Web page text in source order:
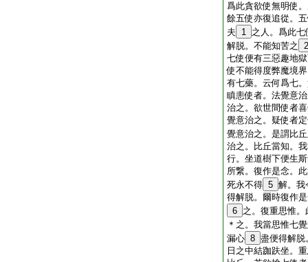
爲此貪欲使無明使
餘五使亦復追從。
夫
1 之人。爲此
解脱。不能知苦之
2
七使便有三惡趣地
使不能得度弊魔境
有七藥。云何爲七
瞋恚使者。法覺意
治之。欲世間使者
覺意治之。疑使者
覺意治之。是謂比
治之。比丘當知。
行。坐道樹下便生
所繋。復作是念。
死永不得 5 解。我
得解脱。爾時復作
6 之。復重思惟
＊之。我當思惟七
漏心 8 盡便得解脱
日之中結跏趺坐。